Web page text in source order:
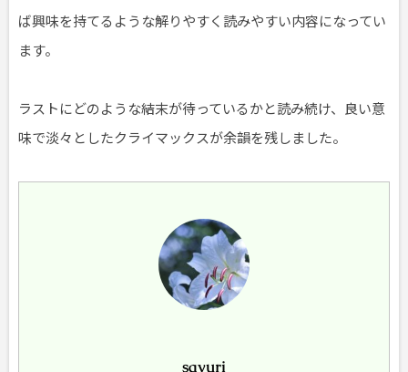
ば興味を持てるような解りやすく読みやすい内容になってい
ます。
ラストにどのような結末が待っているかと読み続け、良い意
味で淡々としたクライマックスが余韻を残しました。
sayuri